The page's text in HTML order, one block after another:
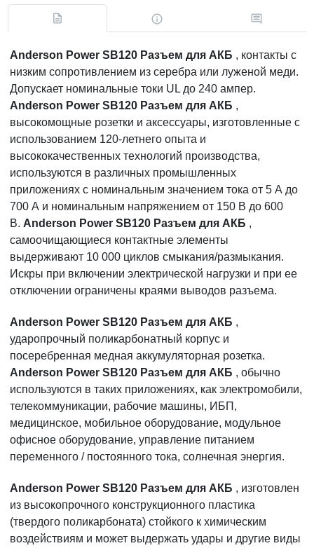
Anderson Power SB120 Разъем для АКБ , контакты с
низким сопротивлением из серебра или луженой меди.
Допускает номинальные токи UL до 240 ампер.
Anderson Power SB120 Разъем для АКБ ,
высокомощные розетки и аксессуары, изготовленные с
использованием 120-летнего опыта и
высококачественных технологий производства,
используются в различных промышленных
приложениях с номинальным значением тока от 5 А до
700 А и номинальным напряжением от 150 В до 600
В. Anderson Power SB120 Разъем для АКБ ,
самоочищающиеся контактные элементы
выдерживают 10 000 циклов смыкания/размыкания.
Искры при включении электрической нагрузки и при ее
отключении ограничены краями выводов разъема.
Anderson Power SB120 Разъем для АКБ ,
ударопрочный поликарбонатный корпус и
посеребренная медная аккумуляторная розетка.
Anderson Power SB120 Разъем для АКБ , обычно
используются в таких приложениях, как электромобили,
телекоммуникации, рабочие машины, ИБП,
медицинское, мобильное оборудование, модульное
офисное оборудование, управление питанием
переменного / постоянного тока, солнечная энергия.
Anderson Power SB120 Разъем для АКБ , изготовлен
из высокопрочного конструкционного пластика
(твердого поликарбоната) стойкого к химическим
воздействиям и может выдержать удары и другие виды